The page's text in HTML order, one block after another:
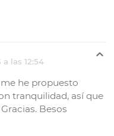
las 12:54
he propuesto
tranquilidad, así que
Besos